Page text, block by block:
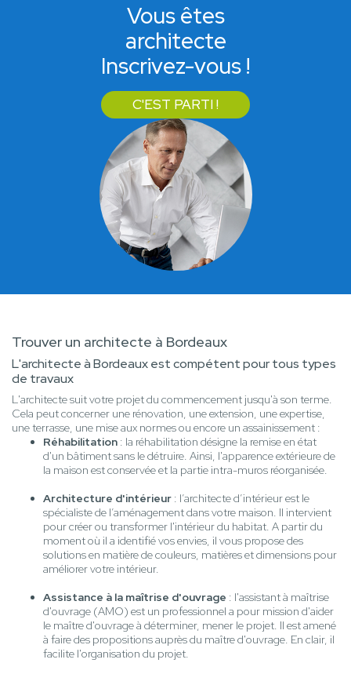
Vous êtes
architecte
Inscrivez-vous !
C'EST PARTI !
Trouver un architecte à Bordeaux
L'architecte à Bordeaux est compétent pour tous types
de travaux
L'architecte suit votre projet du commencement jusqu'à son terme.
Cela peut concerner une rénovation, une extension, une expertise,
une terrasse, une mise aux normes ou encore un assainissement :
Réhabilitation : la réhabilitation désigne la remise en état
d'un bâtiment sans le détruire. Ainsi, l'apparence extérieure de
la maison est conservée et la partie intra-muros réorganisée.
Architecture d'intérieur : l’architecte d’intérieur est le
spécialiste de l’aménagement dans votre maison. Il intervient
pour créer ou transformer l'intérieur du habitat. A partir du
moment où il a identifié vos envies, il vous propose des
solutions en matière de couleurs, matières et dimensions pour
améliorer votre intérieur.
Assistance à la maîtrise d'ouvrage : l'assistant à maîtrise
d'ouvrage (AMO) est un professionnel a pour mission d'aider
le maître d'ouvrage à déterminer, mener le projet. Il est amené
à faire des propositions auprès du maître d'ouvrage. En clair, il
facilite l'organisation du projet.